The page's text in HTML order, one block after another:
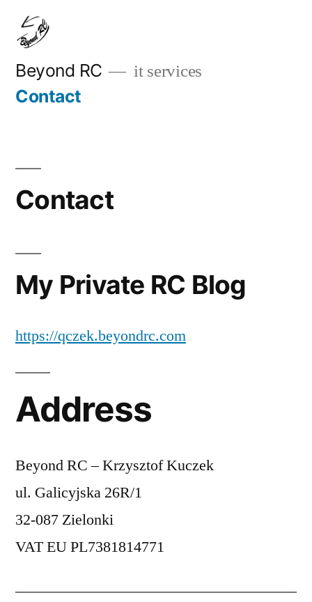
Przejdź
treściBeyond RC it services
Contact
Contact
My Private RC Blog
https://qczek.beyondrc.com
Address
Beyond RC – Krzysztof Kuczek
ul. Galicyjska 26R/1
32-087 Zielonki
VAT EU PL7381814771